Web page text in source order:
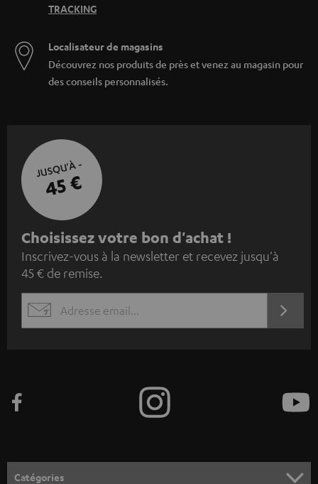
TRACKING
Localisateur de magasins
Découvrez nos produits de près et venez au magasin pour
des conseils personnalisés.
JUSQU'À -
45 €
I
n
s
c
z
o
Choisissez votre bon d'achat !
Inscrivez-vous à la newsletter et recevez jusqu'à
45 € de remise.
EMAIL
Catégories